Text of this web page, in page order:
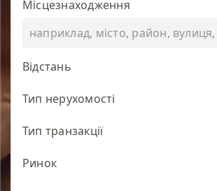
Місцезнаходження
Відстань
Тип нерухомості
Тип транзакції
Ринок